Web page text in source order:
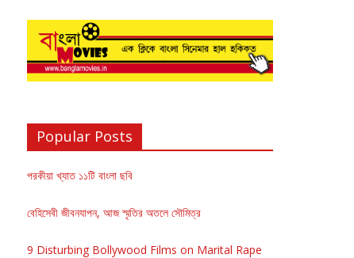
Popular Posts
পরকীয়া খ্যাত ১১টি বাংলা ছবি
বেহিসেবী জীবনযাপন, আজ স্মৃতির অতলে সৌমিত্র
9 Disturbing Bollywood Films on Marital Rape